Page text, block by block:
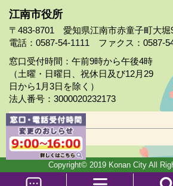
江南市役所
〒483-8701 愛知県江南市赤童子町大堀
電話：0587-54-1111 ファクス：0587-
窓口受付時間：午前9時から午後4時
（土曜・日曜日、祝休日及び12月29
日から1月3日を除く）
法人番号：3000020232173
市役所案内
日曜市役所
Copyright© 2019 Konan City All